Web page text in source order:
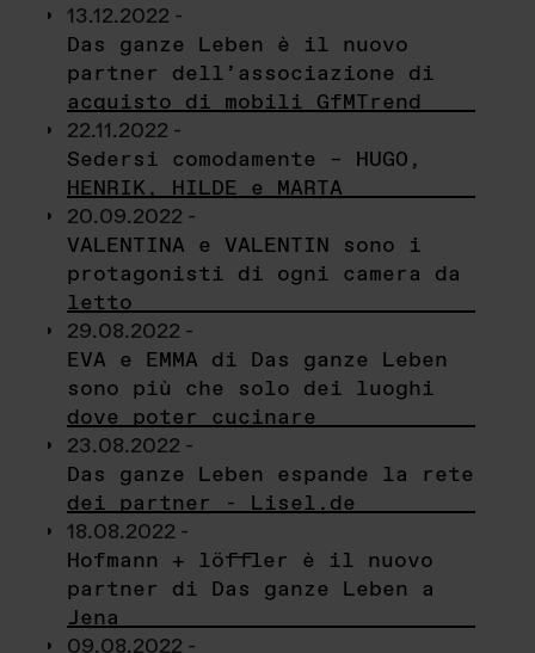
13.12.2022 -
Das ganze Leben è il nuovo
partner dell’associazione di
acquisto di mobili GfMTrend
22.11.2022 -
Sedersi comodamente – HUGO,
HENRIK, HILDE e MARTA
20.09.2022 -
VALENTINA e VALENTIN sono i
protagonisti di ogni camera da
letto
29.08.2022 -
EVA e EMMA di Das ganze Leben
sono più che solo dei luoghi
dove poter cucinare
23.08.2022 -
Das ganze Leben espande la rete
dei partner - Lisel.de
18.08.2022 -
Hofmann + löffler è il nuovo
partner di Das ganze Leben a
Jena
09.08.2022 -